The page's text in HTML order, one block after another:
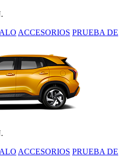
ACCESORIOS PRUEBA DE
ACCESORIOS PRUEBA DE